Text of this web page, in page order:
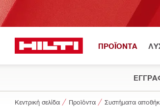
ΠΡΟΪΟΝΤΑ
Κεντρική σελίδα Προϊόντα